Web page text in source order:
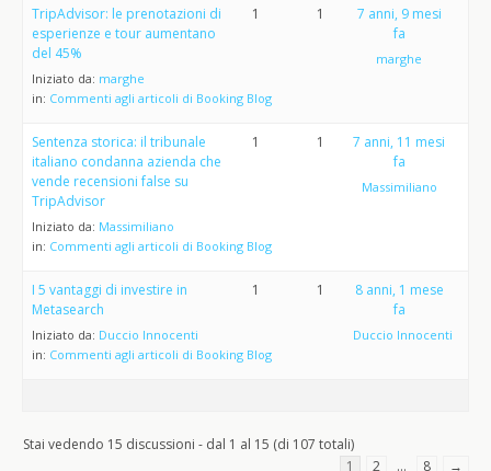
TripAdvisor: le prenotazioni di
esperienze e tour aumentano
del 45%
Iniziato da: marghe
in: Commenti agli articoli di Booking Blog
1 1
7 anni, 9 mesi
fa
marghe
Sentenza storica: il tribunale
italiano condanna azienda che
vende recensioni false su
TripAdvisor
Iniziato da: Massimiliano
in: Commenti agli articoli di Booking Blog
1 1
7 anni, 11 mesi
fa
Massimiliano
I 5 vantaggi di investire in
Metasearch
Iniziato da: Duccio Innocenti
in: Commenti agli articoli di Booking Blog
1 1
8 anni, 1 mese
fa
Duccio Innocenti
Stai vedendo 15 discussioni - dal 1 al 15 (di 107 totali)
1
2 … 8 →